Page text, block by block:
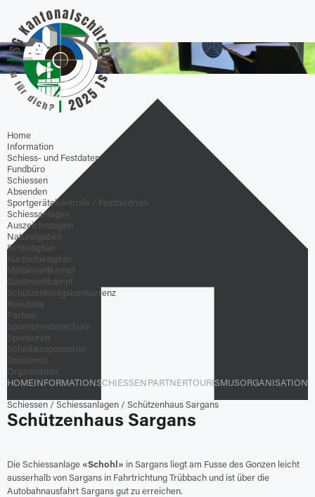
Home
Information
Schiess- und Festdaten
Fundbüro
Schiessen
Absenden
Sportgerätekontrolle / Festzentrum
Schiessanlagen
Auszeichnungen
Naturalgaben
Schiessplan
Kurzschiessplan
Militärwettkampf
Gästewettkampf
Schützenkönigskonkurrenz
Resultate
Partner
Sponsorenbroschüre
Sponsoren
Scheibensponsoren
Tourismus
Organisation
HOME INFORMATIONSCHIESSEN PARTNERTOURISMUSORGANISATION
Schiessen/ Schiessanlagen/ Schützenhaus Sargans
Schützenhaus Sargans
Die Schiessanlage «Schohl» in Sargans liegt am Fusse des Gonzen leicht
ausserhalb von Sargans in Fahrtrichtung Trübbach und ist über die
Autobahnausfahrt Sargans gut zu erreichen.